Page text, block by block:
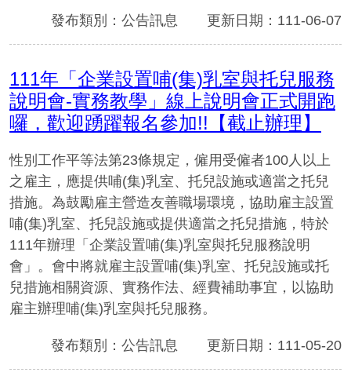
發布類別：公告訊息 更新日期：111-06-07
111年「企業設置哺(集)乳室與托兒服務
說明會-實務教學」線上說明會正式開跑
囉，歡迎踴躍報名參加!!【截止辦理】
性別工作平等法第23條規定，僱用受僱者100人以上
之雇主，應提供哺(集)乳室、托兒設施或適當之托兒
措施。為鼓勵雇主營造友善職場環境，協助雇主設置
哺(集)乳室、托兒設施或提供適當之托兒措施，特於
111年辦理「企業設置哺(集)乳室與托兒服務說明
會」。會中將就雇主設置哺(集)乳室、托兒設施或托
兒措施相關資源、實務作法、經費補助事宜，以協助
雇主辦理哺(集)乳室與托兒服務。
發布類別：公告訊息 更新日期：111-05-20